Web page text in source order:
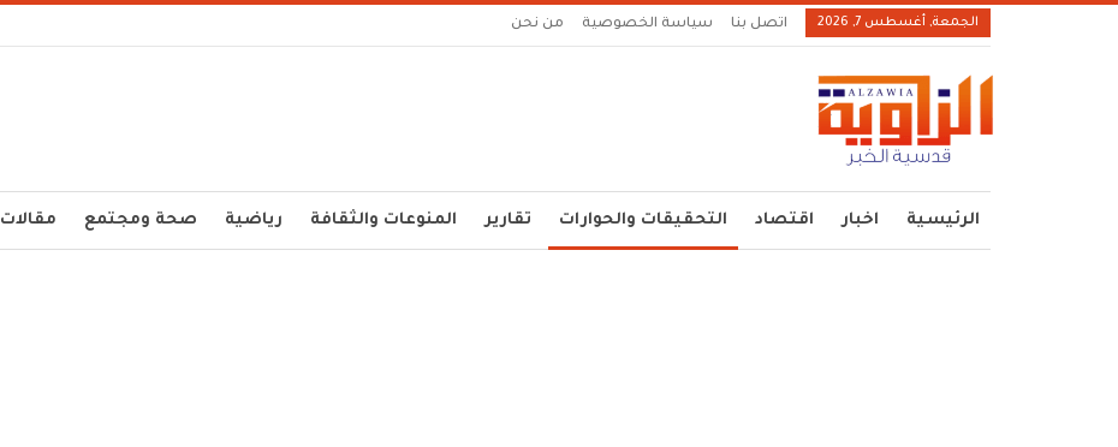
الجمعة, أغسطس 7, 2026 اتصل بنا سياسة الخصوصية من نحن
الرئيسية اخبار اقتصاد التحقيقات والحوارات تقارير المنوعات والثقافة رياضية صحة ومجتمع مقالات